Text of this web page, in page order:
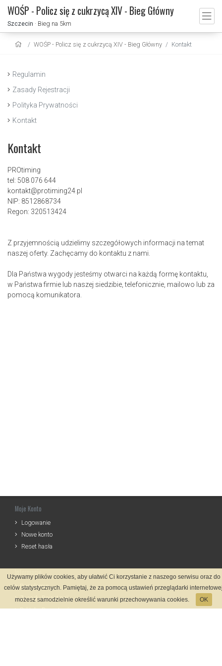
WOŚP - Policz się z cukrzycą XIV - Bieg Główny
Szczecin · Bieg na 5km
WOŚP - Policz się z cukrzycą XIV - Bieg Główny Kontakt
Regulamin
Zasady Rejestracji
Polityka Prywatności
Kontakt
Kontakt
PROtiming
tel: 508 076 644
kontakt@protiming24.pl
NIP: 8512868734
Regon: 320513424
Z przyjemnością udzielimy szczegółowych informacji na temat
naszej oferty. Zachęcamy do kontaktu z nami.
Dla Państwa wygody jesteśmy otwarci na każdą formę kontaktu,
w Państwa firmie lub naszej siedzibie, telefonicznie, mailowo lub za
pomocą komunikatora.
Moje Konto
Logowanie
Nowe konto
Reset hasła
Informacje
Regulamin
Zasady Rejestracji
Polityka Prywatności
Używamy plików cookies, aby ułatwić Ci korzystanie z naszego serwisu oraz do
celów statystycznych. Pamiętaj, że za pomocą ustawień przeglądarki
możesz samodzielnie określić warunki przechowywania cookies.
OK